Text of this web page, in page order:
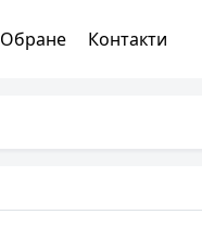
Обране Контакти